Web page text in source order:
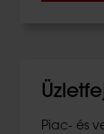
Piac- és